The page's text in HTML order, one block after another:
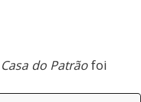
Casa do Patrãofoi